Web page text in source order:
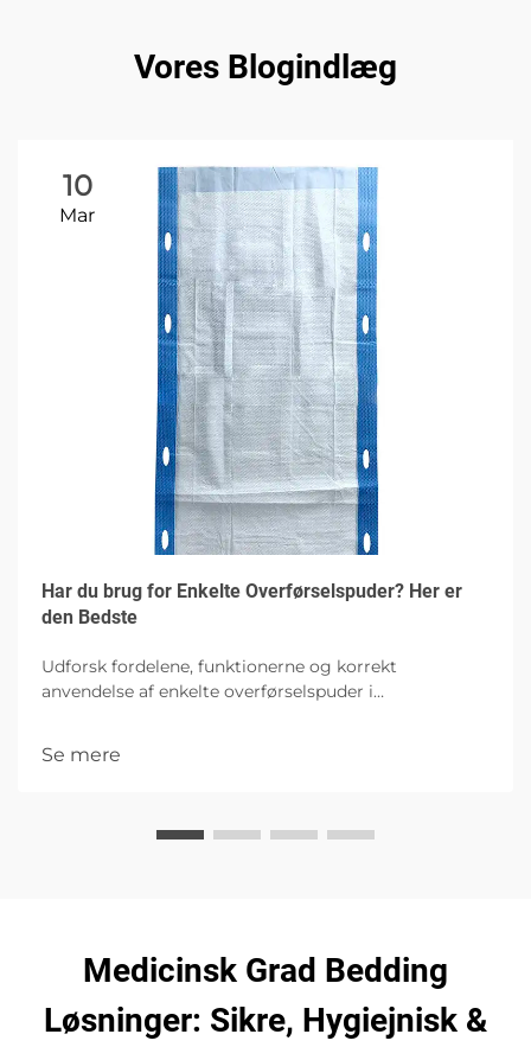
Vores Blogindlæg
10
Mar
Har du brug for Enkelte Overførselspuder? Her er
den Bedste
Udforsk fordelene, funktionerne og korrekt
anvendelse af enkelte overførselspuder i
absorberingskapacitet.
Se mere
Medicinsk Grad Bedding
Løsninger: Sikre, Hygiejnisk &